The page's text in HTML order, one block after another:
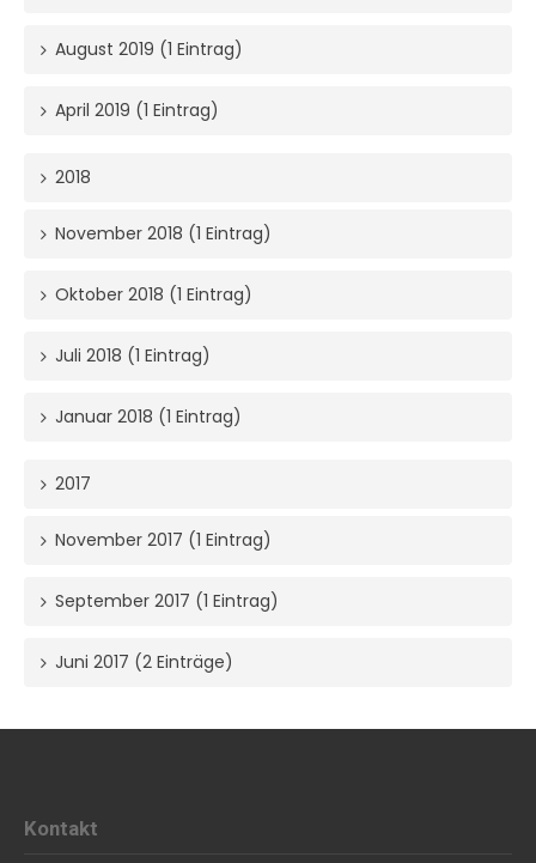
August 2019 (1 Eintrag)
April 2019 (1 Eintrag)
2018
November 2018 (1 Eintrag)
Oktober 2018 (1 Eintrag)
Juli 2018 (1 Eintrag)
Januar 2018 (1 Eintrag)
2017
November 2017 (1 Eintrag)
September 2017 (1 Eintrag)
Juni 2017 (2 Einträge)
Kontakt